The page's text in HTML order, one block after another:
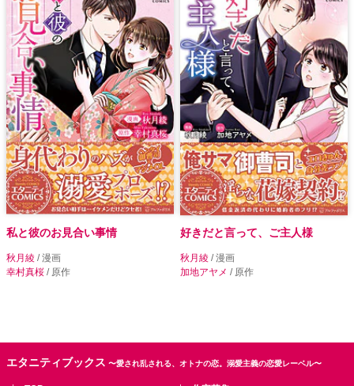
私と彼のお見合い事情
秋月綾 / 漫画
幸村真桜 / 原作
好きだと言って、ご主人様
秋月綾 / 漫画
加地アヤメ / 原作
エタニティブックス 〜愛され乱される、オトナの恋。溺愛主義の恋愛レーベル〜